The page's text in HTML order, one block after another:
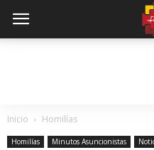
Inicio Homilías
Homilías Minutos Asuncionistas